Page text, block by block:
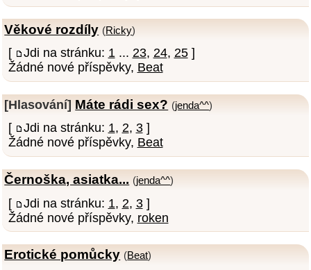
Věkové rozdíly (Ricky)
[ Jdi na stránku: 1... 23, 24, 25]
Žádné nové příspěvky, Beat
[Hlasování] Máte rádi sex? (jenda^^)
[ Jdi na stránku: 1, 2, 3]
Žádné nové příspěvky, Beat
Černoška, asiatka... (jenda^^)
[ Jdi na stránku: 1, 2, 3]
Žádné nové příspěvky, roken
Erotické pomůcky (Beat)